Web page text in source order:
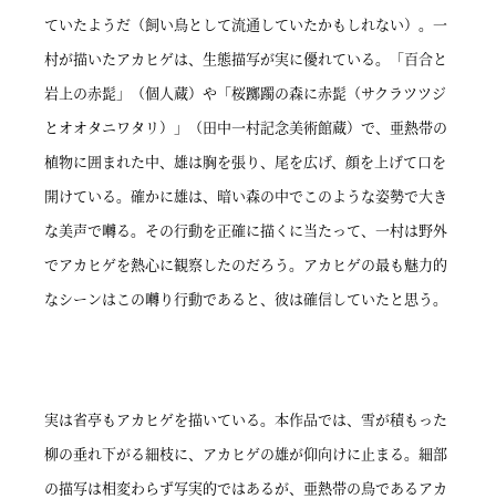
ていたようだ（飼い鳥として流通していたかもしれない）。一
村が描いたアカヒゲは、生態描写が実に優れている。「百合と
岩上の赤髭」（個人蔵）や「桜躑躅の森に赤髭（サクラツツジ
とオオタニワタリ）」（田中一村記念美術館蔵）で、亜熱帯の
植物に囲まれた中、雄は胸を張り、尾を広げ、顔を上げて口を
開けている。確かに雄は、暗い森の中でこのような姿勢で大き
な美声で囀る。その行動を正確に描くに当たって、一村は野外
でアカヒゲを熱心に観察したのだろう。アカヒゲの最も魅力的
なシーンはこの囀り行動であると、彼は確信していたと思う。
実は省亭もアカヒゲを描いている。本作品では、雪が積もった
柳の垂れ下がる細枝に、アカヒゲの雄が仰向けに止まる。細部
の描写は相変わらず写実的ではあるが、亜熱帯の鳥であるアカ